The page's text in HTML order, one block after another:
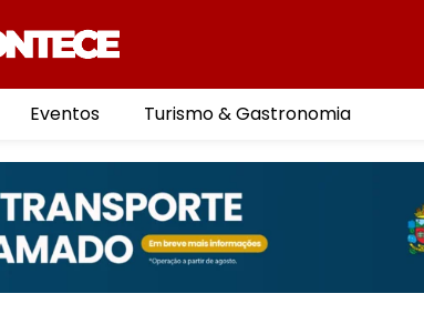
Eventos Turismo & Gastronomia